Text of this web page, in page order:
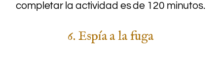
completar la actividad es de 120 minutos.
6. Espía a la fuga